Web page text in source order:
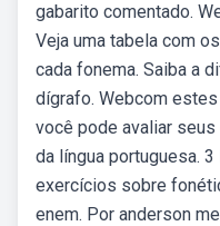
gabarito comentado.
Veja uma tabela com
cada fonema. Saiba a
dígrafo. Webcom
você pode avaliar
da língua portuguesa.
exercícios sobre
enem. Por anderson